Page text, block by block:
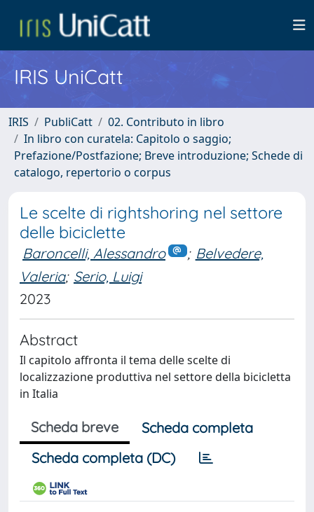
IRIS UniCatt
IRIS PubliCatt
02. Contributo in libro
In libro con curatela: Capitolo o saggio;
Prefazione/Postfazione; Breve introduzione; Schede di
catalogo, repertorio o corpus
Le scelte di rightshoring nel settore
delle biciclette
Baroncelli, Alessandro ; Belvedere,
Valeria; Serio, Luigi
2023
Abstract
Il capitolo affronta il tema delle scelte di
localizzazione produttiva nel settore della bicicletta
in Italia
Scheda breve
Scheda completa
Scheda completa (DC)